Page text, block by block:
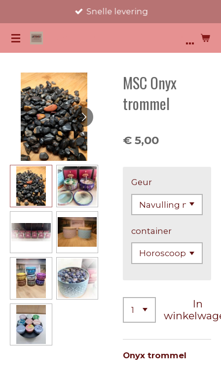
direct
naar
de
hoofdinhoud
KATTENOOG EDELSTENEN
Snelle levering
MSC Onyx
trommel
€ 5,00
Geur
container
In
Onyx trommel